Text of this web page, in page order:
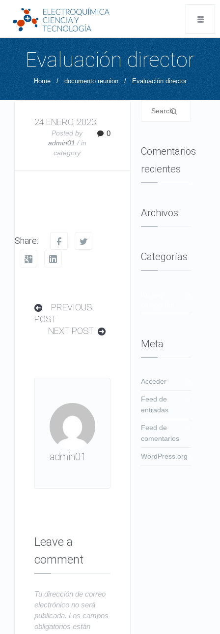
Evaluación director
Home / documento reunion / Evaluación director
24 ENERO, 2023
Posted by
admin01 / in
category
0
Share:
PREVIOUS
POST
NEXT POST
admin01
Leave a
comment
Tu dirección de correo
electrónico no será
publicada. Los campos
obligatorios están
Comentarios
recientes
Archivos
Categorías
Meta
Acceder
Feed de
entradas
Feed de
comentarios
WordPress.org